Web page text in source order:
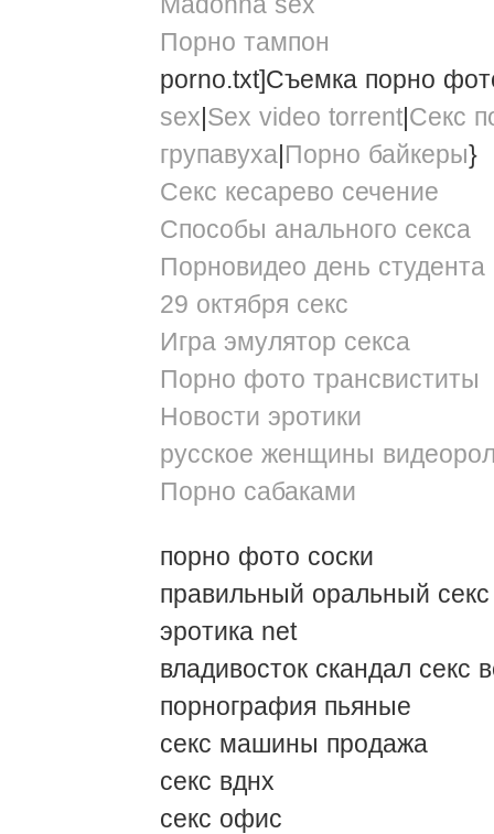
Порно тампон
porno.txt]Съемка порно
sex|Sex video torrent|Секс
групавуха|Порно байкеры}
Секс кесарево сечение
Способы анального секса
Порновидео день студента
29 октября секс
Игра эмулятор секса
Порно фото трансвиститы
Новости эротики
русское женщины
Порно сабаками
порно фото соски
правильный оральный секс
эротика net
владивосток скандал секс
порнография пьяные
секс машины продажа
секс вднх
секс офис